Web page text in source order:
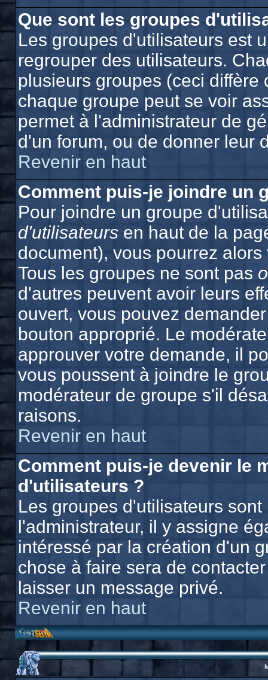
Que sont les groupes
Les groupes d'utilisateurs est
regrouper des utilisateurs.
plusieurs groupes (ceci
chaque groupe peut se voir
permet à l'administrateur de
d'un forum, ou de donner leur
Revenir en haut
Comment puis-je joindre un
Pour joindre un groupe
d'utilisateursen haut de la
document), vous pourrez
Tous les groupes ne sont pas
d'autres peuvent avoir leurs
ouvert, vous pouvez
bouton approprié. Le
approuver votre demande, il
vous poussent à joindre le
modérateur de groupe s'il
raisons.
Revenir en haut
Comment puis-je devenir le
d'utilisateurs ?
Les groupes d'utilisateurs
l'administrateur, il y assigne
intéressé par la création d'un
chose à faire sera de
laisser un message privé.
Revenir en haut